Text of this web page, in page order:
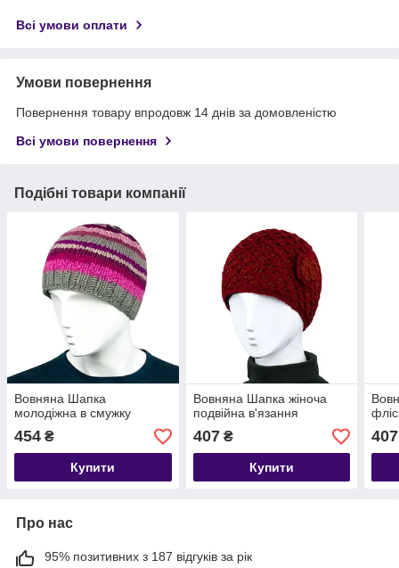
Всі умови оплати
Умови повернення
Повернення товару впродовж 14 днів за домовленістю
Всі умови повернення
Подібні товари компанії
Вовняна Шапка
молодіжна в смужку
454 ₴
Купити
Вовняна Шапка жіноча
подвійна в'язання
407₴
Купити
407
Про нас
95% позитивних з 187 відгуків за рік